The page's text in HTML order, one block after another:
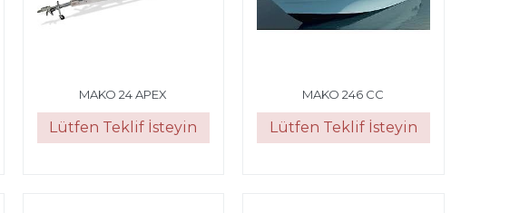
MAKO 24 APEX
Lütfen Teklif İsteyin
MAKO 246 CC
Lütfen Teklif İsteyin